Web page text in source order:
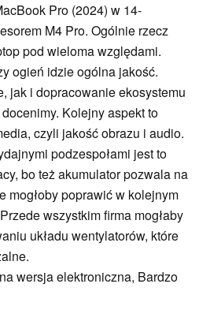
Pro (2024) w 14-
M4 Pro. Ogólnie rzecz
pod wieloma względami.
ogień idzie ogólna jakość.
jak i dopracowanie ekosystemu
Kolejny aspekt to
czyli jakość obrazu i audio.
podzespołami jest to
bo też akumulator pozwala na
mogłoby poprawić w kolejnym
wszystkim firma mogłaby
układu wentylatorów, które
wersja elektroniczna, Bardzo